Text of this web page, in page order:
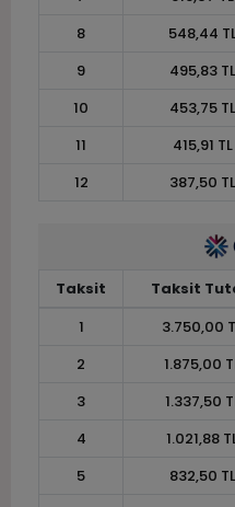
8
548,44
9
495,83 TL
10
453,75 TL
11
415,91 TL
12
387,50 TL
Taksit Taksit
1
3.750,00
2
1.875,00
3
1.337,50
4
1.021,88
5
832,50 TL